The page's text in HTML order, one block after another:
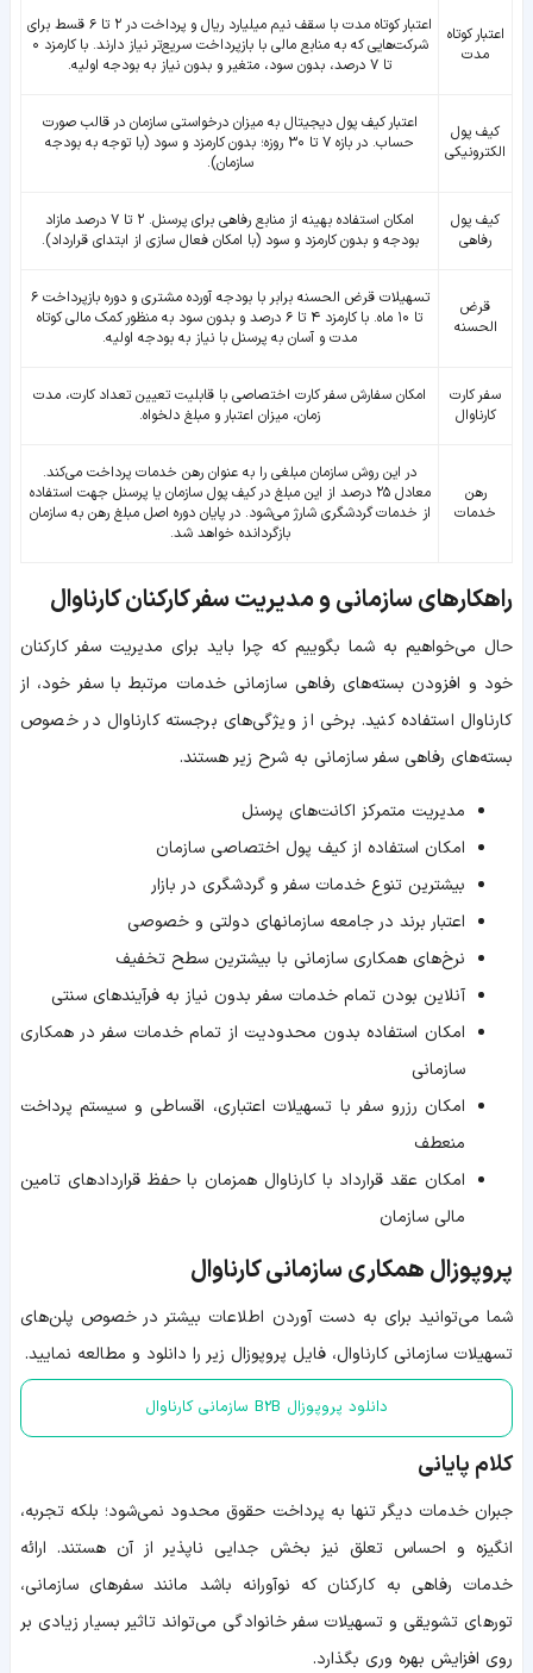
اعتبار کوتاه
مدت
اعتبار کوتاه مدت با سقف نیم میلیارد ریال و پرداخت در ۲ تا ۶ قسط برای
شرکت‌هایی که به منابع مالی با بازپرداخت سریع‌تر نیاز دارند. با کارمزد ۰
تا ۷ درصد، بدون سود، متغیر و بدون نیاز به بودجه اولیه.
کیف پول
الکترونیکی
اعتبار کیف پول دیجیتال به میزان درخواستی سازمان در قالب صورت
حساب. در بازه ۷ تا ۳۰ روزه؛ بدون کارمزد و سود (با توجه به بودجه
سازمان).
کیف پول
رفاهی
امکان استفاده بهینه از منابع رفاهی برای پرسنل. ۲ تا ۷ درصد مازاد
بودجه و بدون کارمزد و سود (با امکان فعال سازی از ابتدای قرارداد).
قرض
الحسنه
تسهیلات قرض الحسنه برابر با بودجه آورده مشتری و دوره بازپرداخت ۶
تا ۱۰ ماه. با کارمزد ۴ تا ۶ درصد و بدون سود به منظور کمک مالی کوتاه
مدت و آسان به پرسنل با نیاز به بودجه اولیه.
سفر کارت
کارناوال
امکان سفارش سفر کارت اختصاصی با قابلیت تعیین تعداد کارت، مدت
زمان، میزان اعتبار و مبلغ دلخواه.
رهن
خدمات
در این روش سازمان مبلغی را به عنوان رهن خدمات پرداخت می‌کند.
معادل ۲۵ درصد از این مبلغ در کیف پول سازمان یا پرسنل جهت استفاده
از خدمات گردشگری شارژ می‌شود. در پایان دوره اصل مبلغ رهن به سازمان
بازگردانده خواهد شد.
راهکارهای سازمانی و مدیریت سفر کارکنان کارناوال
حال می‌خواهیم به شما بگوییم که چرا باید برای مدیریت سفر کارکنان
خود و افزودن بسته‌های رفاهی سازمانی خدمات مرتبط با سفر خود، از
کارناوال استفاده کنید. برخی از ویژگی‌های برجسته کارناوال در خصوص
بسته‌‌های رفاهی سفر سازمانی به شرح زیر هستند.
مدیریت متمرکز اکانت‌های پرسنل
امکان استفاده از کیف پول اختصاصی سازمان
بیشترین تنوع خدمات سفر و گردشگری در بازار
اعتبار برند در جامعه سازمانهای دولتی و خصوصی
نرخ‌های همکاری سازمانی با بیشترین سطح تخفیف
آنلاین بودن تمام خدمات سفر بدون نیاز به فرآیندهای سنتی
امکان استفاده بدون محدودیت از تمام خدمات سفر در همکاری
سازمانی
امکان رزرو سفر با تسهیلات اعتباری، اقساطی و سیستم پرداخت
منعطف
امکان عقد قرارداد با کارناوال همزمان با حفظ قراردادهای تامین
مالی سازمان
پروپوزال همکاری سازمانی کارناوال
شما می‌توانید برای به دست آوردن اطلاعات بیشتر در خصوص پلن‌های
تسهیلات سازمانی کارناوال، فایل پروپوزال زیر را دانلود و مطالعه نمایید.
دانلود پروپوزال B2B سازمانی کارناوال
کلام پایانی
جبران خدمات دیگر تنها به پرداخت حقوق محدود نمی‌شود؛ بلکه تجربه،
انگیزه و احساس تعلق نیز بخش جدایی ناپذیر از آن هستند. ارائه
خدمات رفاهی به کارکنان که نوآورانه باشد مانند سفرهای سازمانی،
تورهای تشویقی و تسهیلات سفر خانوادگی می‌تواند تاثیر بسیار زیادی بر
روی افزایش بهره وری بگذارد.